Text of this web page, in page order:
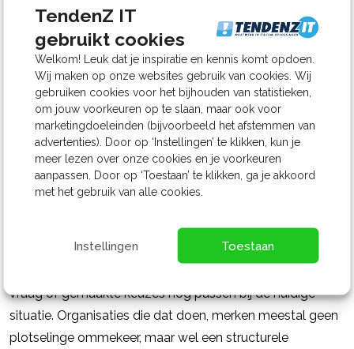
TendenZ IT
gebruikt cookies
Welkom! Leuk dat je inspiratie en kennis komt opdoen.
Wij maken op onze websites gebruik van cookies. Wij
gebruiken cookies voor het bijhouden van statistieken,
om jouw voorkeuren op te slaan, maar ook voor
marketingdoeleinden (bijvoorbeeld het afstemmen van
advertenties). Door op ‘Instellingen’ te klikken, kun je
meer lezen over onze cookies en je voorkeuren
aanpassen. Door op ‘Toestaan’ te klikken, ga je akkoord
met het gebruik van alle cookies.
Toestaan
Instellingen
Verweven met dagelijkse werkzaamheden, waardoor
ze als ‘normaal’ worden ervaren.
Dit resulteert erin dat de vraag verschuift van “werkt het?”
naar “helpt het ons nog vooruit?”.
Wat bewust omgaan met
Bewust omgaan met IT betekent niet dat alles meteen
vraag of gemaakte keuzes nog passen bij de huidige
situatie. Organisaties die dat doen, merken meestal geen
plotselinge ommekeer, maar wel een structurele